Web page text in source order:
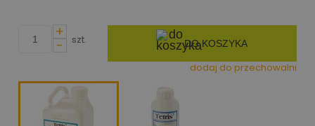
+
-
szt. DO KOSZYKA
dodaj do przechowalni